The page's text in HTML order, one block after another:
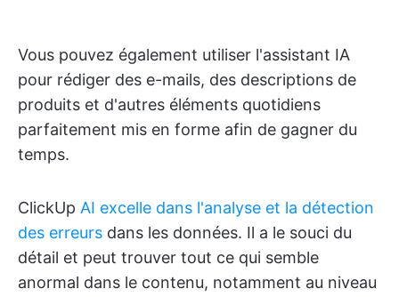
Vous pouvez également utiliser l'assistant IA
pour rédiger des e-mails, des descriptions de
produits et d'autres éléments quotidiens
parfaitement mis en forme afin de gagner du
temps.
ClickUp AI excelle dans l'analyse et la détection
des erreurs dans les données. Il a le souci du
détail et peut trouver tout ce qui semble
anormal dans le contenu, notamment au niveau